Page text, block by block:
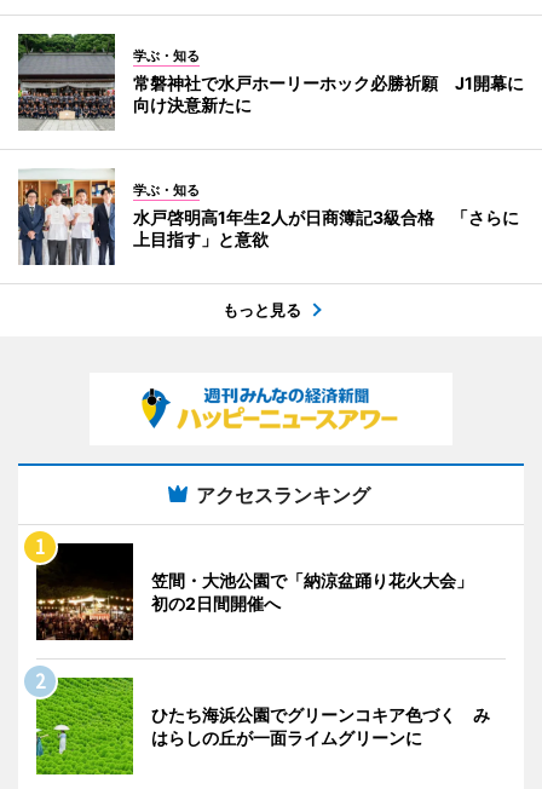
学ぶ・知る
常磐神社で水戸ホーリーホック必勝祈願 J1開幕に
向け決意新たに
学ぶ・知る
水戸啓明高1年生2人が日商簿記3級合格 「さらに
上目指す」と意欲
もっと見る
アクセスランキング
笠間・大池公園で「納涼盆踊り花火大会」
初の2日間開催へ
ひたち海浜公園でグリーンコキア色づく み
はらしの丘が一面ライムグリーンに